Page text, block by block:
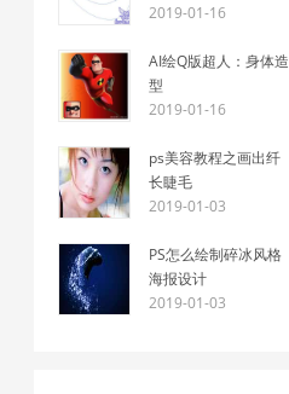
2019-01-16
AI绘Q版超人：身体造
型
2019-01-16
ps美容教程之画出纤
长睫毛
2019-01-03
PS怎么绘制碎冰风格
海报设计
2019-01-03